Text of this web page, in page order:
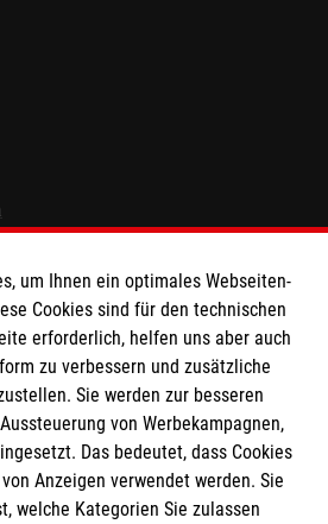
Hilfsdienst e.V.
1201 2000 12
um Ihnen ein optimales Webseiten-
Cookies sind für den technischen
erforderlich, helfen uns aber auch
zu verbessern und zusätzliche
Sie werden zur besseren
von Werbekampagnen,
Das bedeutet, dass Cookies
Anzeigen verwendet werden. Sie
welche Kategorien Sie zulassen